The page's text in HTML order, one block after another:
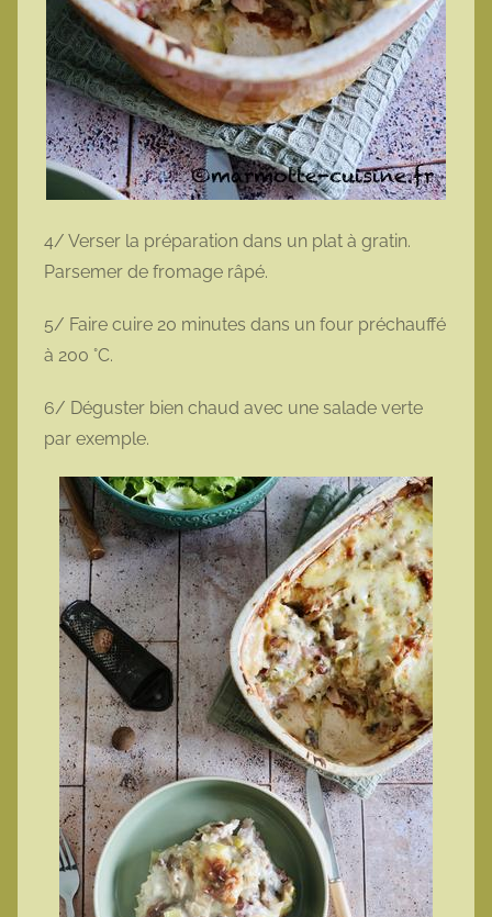
4/ Verser la préparation dans un plat à gratin.
Parsemer de fromage râpé.
5/ Faire cuire 20 minutes dans un four préchauffé
à 200 °C.
6/ Déguster bien chaud avec une salade verte
par exemple.